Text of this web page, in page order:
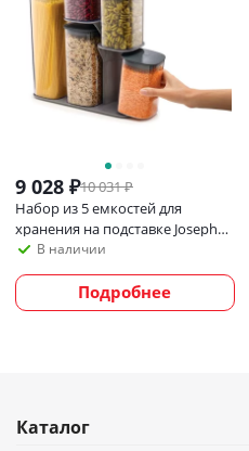
9 028 ₽10 031₽
Набор из 5 емкостей для
хранения на подставке Joseph
Joseph Podium
В наличии
Подробнее
Каталог